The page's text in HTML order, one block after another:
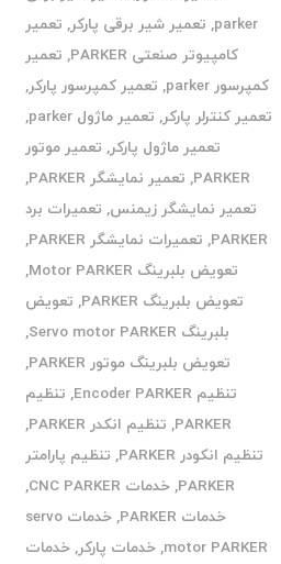
parker
, تعمیر شیر برقی پارکر, تعمیر
کامپیوتر صنعتی PARKER
, تعمیر
کمپرسور parker
, تعمیر کمپرسور پارکر,
تعمیر کنترلر پارکر, تعمیر ماژول parker
,
تعمیر ماژول پارکر, تعمیر موتور
PARKER
, تعمیر نمایشگر PARKER
,
تعمیر نمایشگر زیمنس, تعمیرات برد
PARKER
, تعمیرات نمایشگر PARKER
,
تعویض بلبرینگ Motor PARKER
,
تعویض بلبرینگ PARKER
, تعویض
بلبرینگ Servo motor PARKER
,
تعویض بلبرینگ موتور PARKER
,
تنظیم Encoder PARKER
, تنظیم
PARKER
, تنظیم انکدر PARKER
,
تنظیم انکودر PARKER
, تنظیم پارامتر
PARKER
,خدمات CNC PARKER
,
خدمات PARKER
,
خدمات servo
motor PARKER
,خدمات پارکر,خدمات